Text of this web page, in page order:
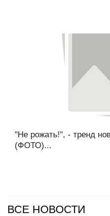
"Не рожать!", - тренд
(ФОТО)...
ВСЕ НОВОСТИ